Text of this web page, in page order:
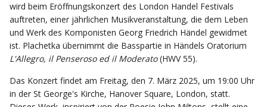
wird beim Eröffnungskonzert des London Handel Festivals
auftreten, einer jährlichen Musikveranstaltung, die dem Leben
und Werk des Komponisten Georg Friedrich Händel gewidmet
ist. Plachetka übernimmt die Basspartie in Händels Oratorium
L'Allegro, il Penseroso ed il Moderato(HWV 55).
Das Konzert findet am Freitag, den 7. März 2025, um 19:00 Uhr
in der St George's Kirche, Hanover Square, London, statt.